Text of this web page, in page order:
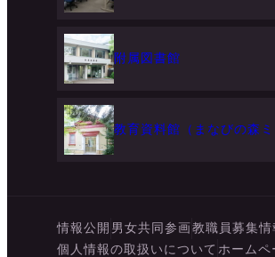
附属図書館
教育資料館（まなびの森ミ
情報公開 男女共同参画教職員募集情
個人情報の取扱いについて ホーム